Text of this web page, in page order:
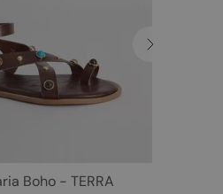
Boho - TERRA